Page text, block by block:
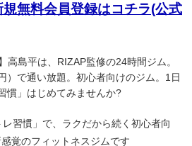
無料会員登録はコチラ(公式
高島平は、RIZAP監修の24時間ジム。
）で通い放題。初心者向けのジム。1日
慣」はじめてみませんか?
習慣」で、ラクだから続く初心者向
覚のフィットネスジムです